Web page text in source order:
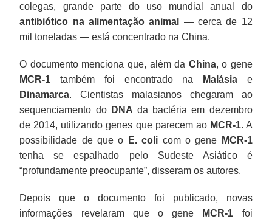
colegas, grande parte do uso mundial anual do
antibiótico na alimentação animal
— cerca de 12
mil toneladas — está concentrado na China.
O documento menciona que, além da China, o gene
MCR-1 também foi encontrado na Malásiae
Dinamarca. Cientistas malasianos chegaram ao
sequenciamento do DNA da bactéria em dezembro
de 2014, utilizando genes que parecem ao MCR-1. A
possibilidade de que o
E. coli com o gene
MCR-1
tenha se espalhado pelo Sudeste Asiático é
“profundamente preocupante”, disseram os autores.
Depois que o documento foi publicado, novas
informações revelaram que o gene
MCR-1 foi